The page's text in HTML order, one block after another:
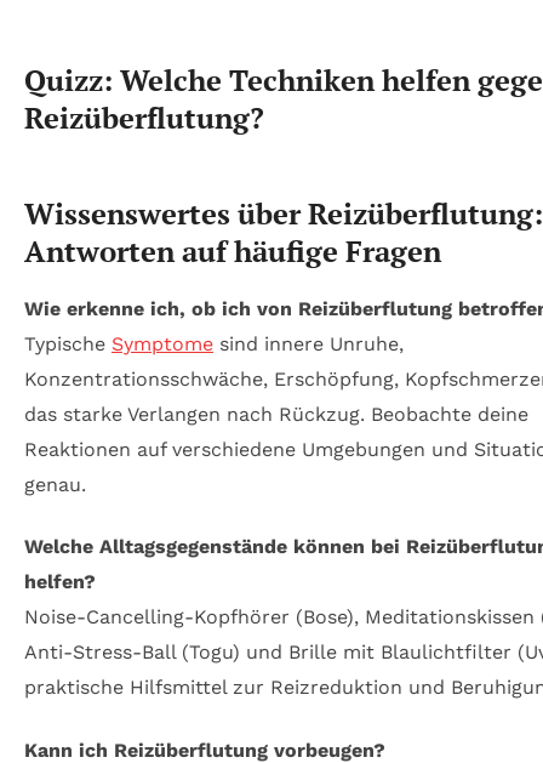
Quizz: Welche Techniken helfen
Reizüberflutung?
Wissenswertes über Reizüberflutung:
Antworten auf häufige Fragen
Wie erkenne ich, ob ich von Reizüberflutung
Typische Symptome sind innere Unruhe,
Konzentrationsschwäche, Erschöpfung,
das starke Verlangen nach Rückzug. Beobachte deine
Reaktionen auf verschiedene Umgebungen und
genau.
Welche Alltagsgegenstände können bei
helfen?
Noise-Cancelling-Kopfhörer (Bose), Meditationskissen
Anti-Stress-Ball (Togu) und Brille mit Blaulichtfilter
praktische Hilfsmittel zur Reizreduktion und
Kann ich Reizüberflutung vorbeugen?